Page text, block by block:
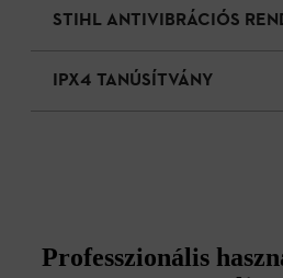
STIHL ANTIVIBRÁCIÓS
IPX4 TANÚSÍTVÁNY
Professzionális